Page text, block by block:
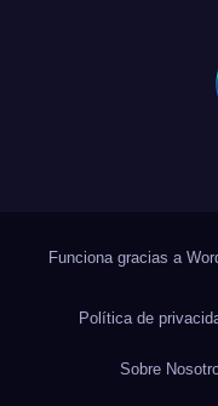
Funciona gracias a
Política de
Sobre